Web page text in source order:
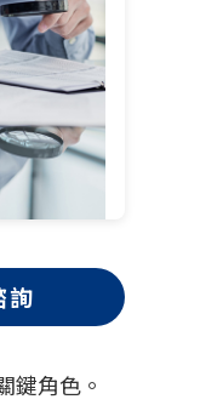
詢
鍵角色。